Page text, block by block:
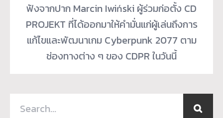
ฟังจากปาก Marcin Iwiński ผู้ร่วมก่อตั้ง CD
PROJEKT ที่ได้ออกมาให้คำมั่นแก่ผู้เล่นถึงการ
แก้ไขและพัฒนาเกม Cyberpunk 2077 ตาม
ช่องทางต่าง ๆ ของ CDPR ในวันนี้